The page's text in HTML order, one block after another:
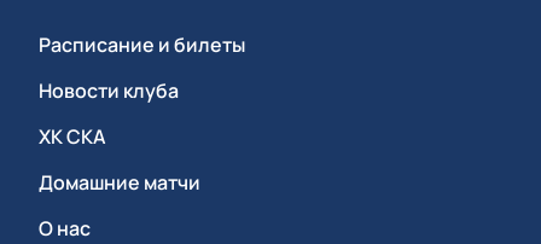
Расписание и билеты
Новости клуба
ХК СКА
Домашние матчи
О нас